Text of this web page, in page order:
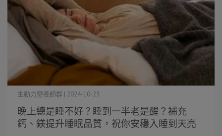
晚上總是睡不好？睡到一半老是醒？補充
鈣、鎂提升睡眠品質，祝你安穩入睡到天亮
生動力營養師群 | 2024-10-23